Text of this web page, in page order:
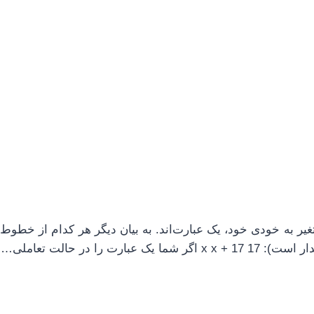
به خودی خود، یک عبارت‌اند. به بیان دیگر هر کدام از